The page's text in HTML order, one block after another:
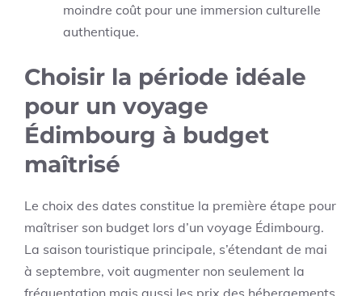
moindre coût pour une immersion culturelle
authentique.
Choisir la période idéale
pour un voyage
Édimbourg à budget
maîtrisé
Le choix des dates constitue la première étape pour
maîtriser son budget lors d’un voyage Édimbourg.
La saison touristique principale, s’étendant de mai
à septembre, voit augmenter non seulement la
fréquentation mais aussi les prix des hébergements